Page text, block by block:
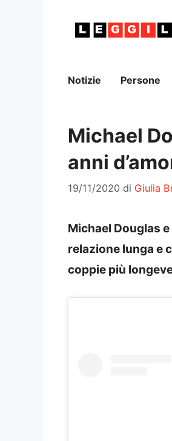
Notizie Persone
Michael
anni
19/11/2020 di Giulia
Michael Douglas
relazione lunga e
coppie più